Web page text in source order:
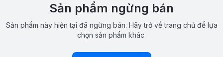
Sản phẩm ngừng bán
Sản phẩm này hiện tại đã ngừng bán. Hãy trở về trang chủ để lựa
chọn sản phẩm khác.